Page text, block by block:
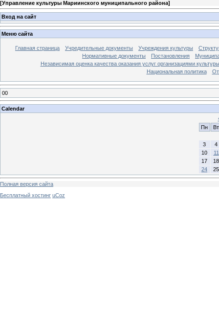
[Управление культуры Мариинского муниципального района]
Вход на сайт
Меню сайта
Главная страница Учредительные документы Учреждения культуры
Нормативные документы
Постановления
Независимая оценка качества оказания услуг организациями культуры
Национальная политика
00
Calendar
Пн
Вт
3
4
10
11
17
18
24
25
Полная версия сайта
Бесплатный хостинг uCoz